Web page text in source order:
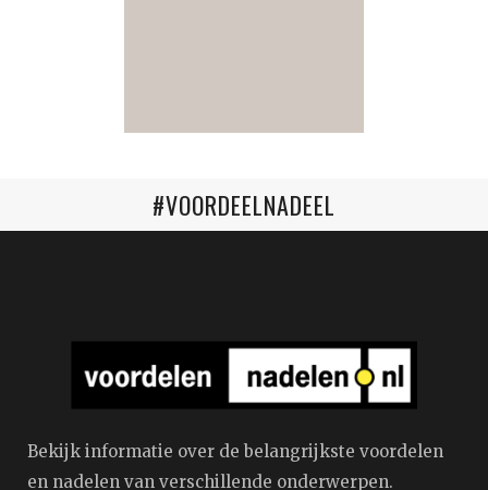
#VOORDEELNADEEL
Bekijk informatie over de belangrijkste voordelen
en nadelen van verschillende onderwerpen.